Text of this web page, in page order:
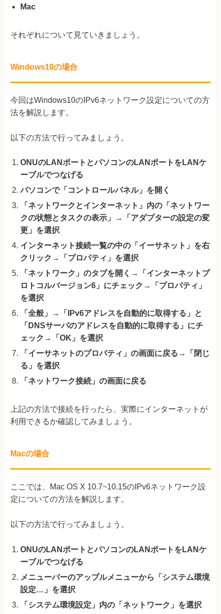
Mac
それぞれについて見ていきましょう。
Windows10の場合
今回はWindows10のIPv6ネットワーク設定についての方
法を解説します。
以下の方法で行ってみましょう。
ONUのLANポートとパソコンのLANポートをLANケ
ーブルでつなげる
パソコンで「コントロールパネル」を開く
「ネットワークとインターネット」内の「ネットワー
クの状態とタスクの表示」→「アダプターの設定の変
更」を選択
インターネット接続一覧の中の「イーサネット」を右
クリック→「プロパティ」を選択
「ネットワーク」のタブを開く→「インターネットプ
ロトコルバージョン6」にチェック→「プロパティ」
を選択
「全般」→「IPv6アドレスを自動的に取得する」と
「DNSサーバのアドレスを自動的に取得する」にチ
ェック→「OK」を選択
「イーサネットのプロパティ」の画面に戻る→「閉じ
る」を選択
「ネットワーク接続」の画面に戻る
上記の方法で接続を行ったら、実際にインターネットが
利用できるか確認してみましょう。
Macの場合
ここでは、Mac OS X 10.7~10.15のIPv6ネットワーク設
定についての方法を解説します。
以下の方法で行ってみましょう。
ONUのLANポートとパソコンのLANポートをLANケ
ーブルでつなげる
メニューバーのアップルメニューから「システム環境
設定…」を選択
「システム環境設定」内の「ネットワーク」を選択